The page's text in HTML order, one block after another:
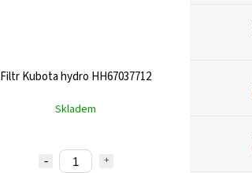
Filtr Kubota hydro HH67037712
Skladem